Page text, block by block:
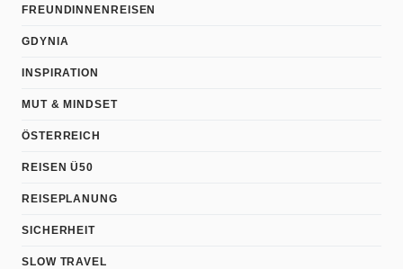
FREUNDINNENREISEN
GDYNIA
INSPIRATION
MUT & MINDSET
ÖSTERREICH
REISEN Ü50
REISEPLANUNG
SICHERHEIT
SLOW TRAVEL